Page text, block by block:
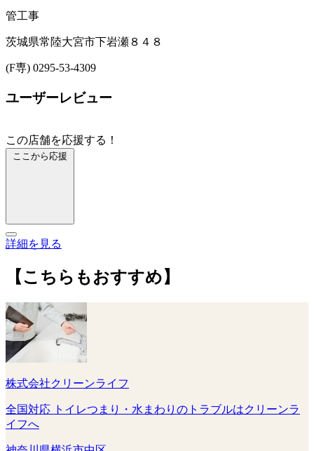
管工事
茨城県常陸大宮市下岩瀬８４８
(F専) 0295-53-4309
ユーザーレビュー
この店舗を応援する！
ここから応援
詳細を見る
【こちらもおすすめ】
株式会社クリーンライフ
全国対応 トイレつまり・水まわりのトラブルはクリーンラ
イフへ